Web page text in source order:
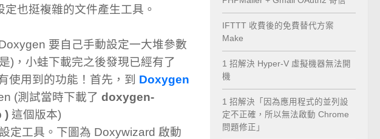
也挺複雜的文件產生工具。
要自己手動設定一大堆參數
)，小蛙下載完之後發現已經有了
使用到的功能！首先，到 Doxygen
(測試當時下載了 doxygen-
) 這個版本)
定工具。下圖為 Doxywizard 啟動
IFTTT 收費後的免費替代方案
Make
1 招解決 Hyper-V 虛擬機器無法開
機
1 招解決「因為應用程式的並列設
定不正確，所以無法啟動 Chrome
問題修正」